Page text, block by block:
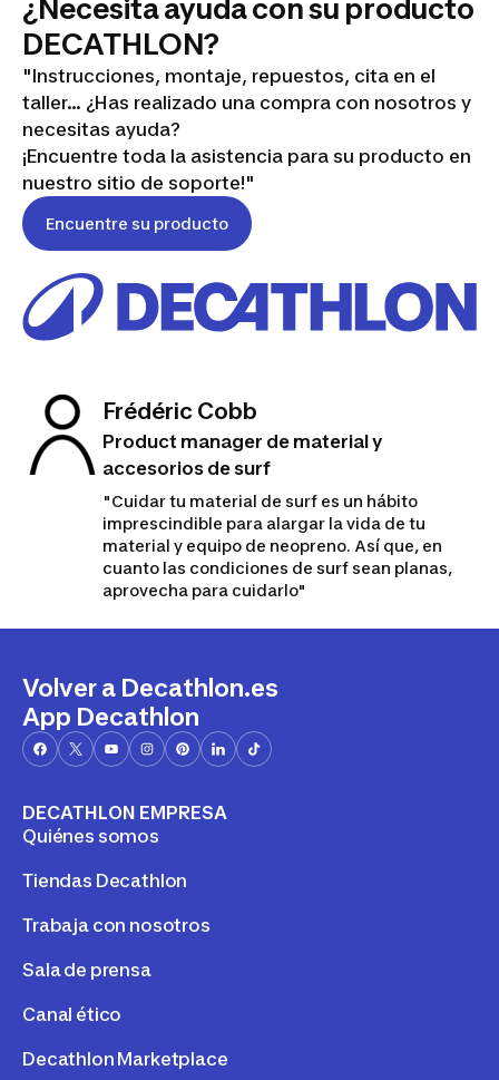
¿Necesita ayuda con su producto
DECATHLON?
"Instrucciones, montaje, repuestos, cita en el
taller... ¿Has realizado una compra con nosotros y
necesitas ayuda?
¡Encuentre toda la asistencia para su producto en
nuestro sitio de soporte!"
Encuentre su producto
Frédéric Cobb
Product manager de material y
accesorios de surf
"Cuidar tu material de surf es un hábito
imprescindible para alargar la vida de tu
material y equipo de neopreno. Así que, en
cuanto las condiciones de surf sean planas,
aprovecha para cuidarlo"
Volver a Decathlon.es
App Decathlon
DECATHLON EMPRESA
Quiénes somos
Tiendas Decathlon
Trabaja con nosotros
Sala de prensa
Canal ético
Decathlon Marketplace